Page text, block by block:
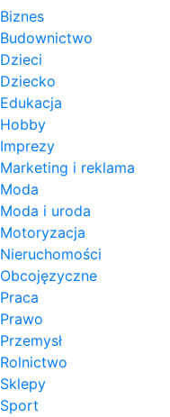
Biznes
Budownictwo
Dzieci
Dziecko
Edukacja
Hobby
Imprezy
Marketing i reklama
Moda
Moda i uroda
Motoryzacja
Nieruchomości
Obcojęzyczne
Praca
Prawo
Przemysł
Rolnictwo
Sklepy
Sport